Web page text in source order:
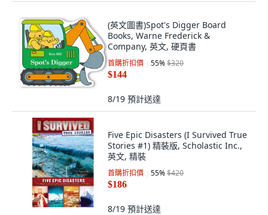
(英文圖書)Spot's Digger Board
Books, Warne Frederick &
Company, 英文, 硬頁書
首購折扣價 55%$320
$144
8/19 預計送達
Five Epic Disasters (I Survived True
Stories #1) 精裝版, Scholastic Inc.,
英文, 精裝
首購折扣價 55%$420
$186
8/19 預計送達